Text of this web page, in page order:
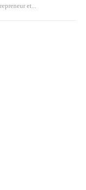
et...